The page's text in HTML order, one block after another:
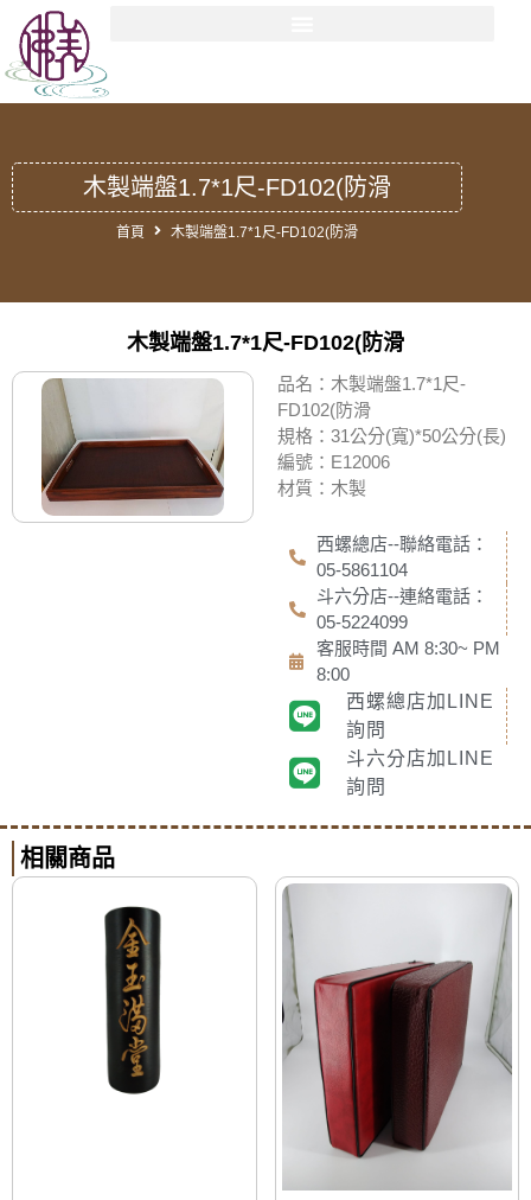
木製端盤1.7*1尺-FD102(防滑
首頁 木製端盤1.7*1尺-FD102(防滑
木製端盤1.7*1尺-FD102(防滑
品名：木製端盤1.7*1尺-
FD102(防滑
規格：31公分(寬)*50公分(長)
編號：E12006
材質：木製
西螺總店--聯絡電話：
05-5861104
斗六分店--連絡電話：
05-5224099
客服時間 AM 8:30~ PM
8:00
西螺總店加LINE
詢問
斗六分店加LINE
詢問
相關商品